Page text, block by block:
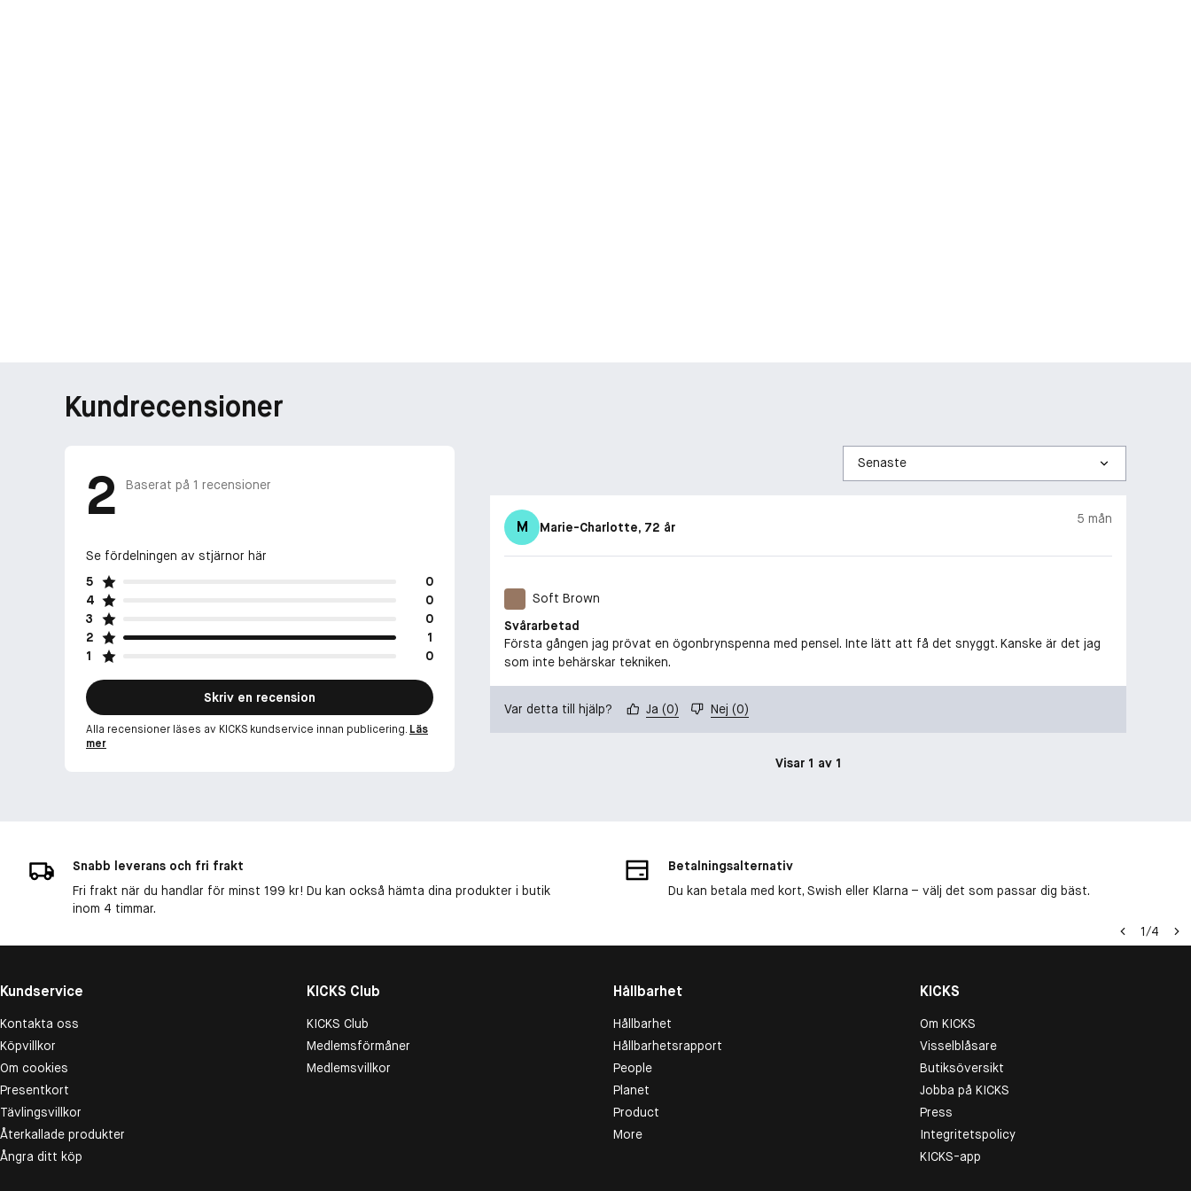
Kundrecensioner
2 Baserat på 1 recensioner
Se fördelningen av stjärnor här
5
0
4
0
3
0
2
1
1
0
Skriv en recension
Alla recensioner läses av KICKS kundservice innan publicering. Läs
mer
Sortera
efter
M Marie-Charlotte, 72 år
5 mån
Soft Brown
Svårarbetad
Första gången jag prövat en ögonbrynspenna med pensel. Inte lätt att få det snyggt. Kanske är det jag
som inte behärskar tekniken.
Var detta till hjälp? Ja (0) Nej (0)
Visar 1 av 1
Snabb leverans och fri frakt
Fri frakt när du handlar för minst 199 kr! Du kan också hämta dina produkter i butik
inom 4 timmar.
Betalningsalternativ
Du kan betala med kort, Swish eller Klarna – välj det som passar dig bäst.
1/4
Kundservice
Kontakta oss
Köpvillkor
Om cookies
Presentkort
Tävlingsvillkor
Återkallade produkter
Ångra ditt köp
KICKS Club
KICKS Club
Medlemsförmåner
Medlemsvillkor
Hållbarhet
Hållbarhet
Hållbarhetsrapport
People
Planet
Product
More
KICKS
Om KICKS
Visselblåsare
Butiksöversikt
Jobba på KICKS
Press
Integritetspolicy
KICKS-app